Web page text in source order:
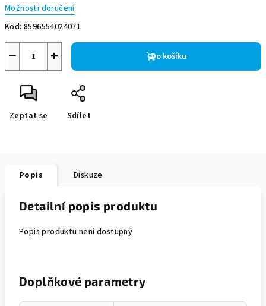
Možnosti doručení
Kód: 8596554024071
+
− Do košíku
Zeptat se Sdílet
Popis Diskuze
Detailní popis produktu
Popis produktu není dostupný
Doplňkové parametry